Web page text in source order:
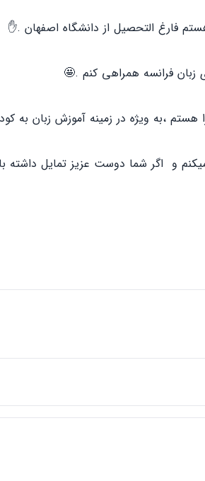
زبان فرانسه همراهی کنم .🤩
هستم ،به ویژه در زمینه آموزش
و اگر شما دوست عزیز تمایل داشته